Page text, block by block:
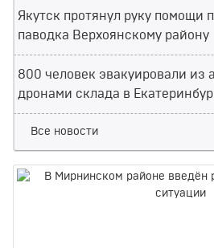
Якутск протянул руку помощи
паводка Верхоянскому району
800 человек эвакуировали из
дронами склада в
Все новости